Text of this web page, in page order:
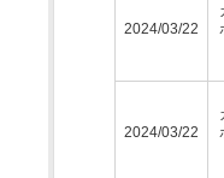
2024/03/22
2024/03/22